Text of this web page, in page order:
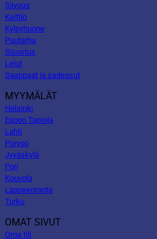
Siivous
Keittiö
Kylpyhuone
Puutarha
Sisustus
Lelut
Saappaat ja sadeasut
MYYMÄLÄT
Helsinki
Espoo Tapiola
Lahti
Porvoo
Jyväskylä
Pori
Kouvola
Lappeenranta
Turku
OMAT SIVUT
Oma tili